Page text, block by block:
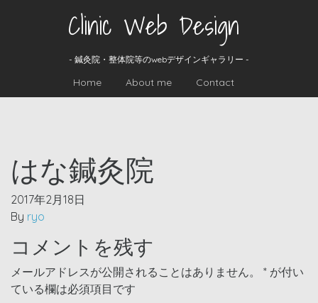
Clinic Web Design
- 鍼灸院・整体院等のwebデザインギャラリー -
Home About me Contact
はな鍼灸院
2017年2月18日
By ryo
コメントを残す
メールアドレスが公開されることはありません。 * が付い
ている欄は必須項目です